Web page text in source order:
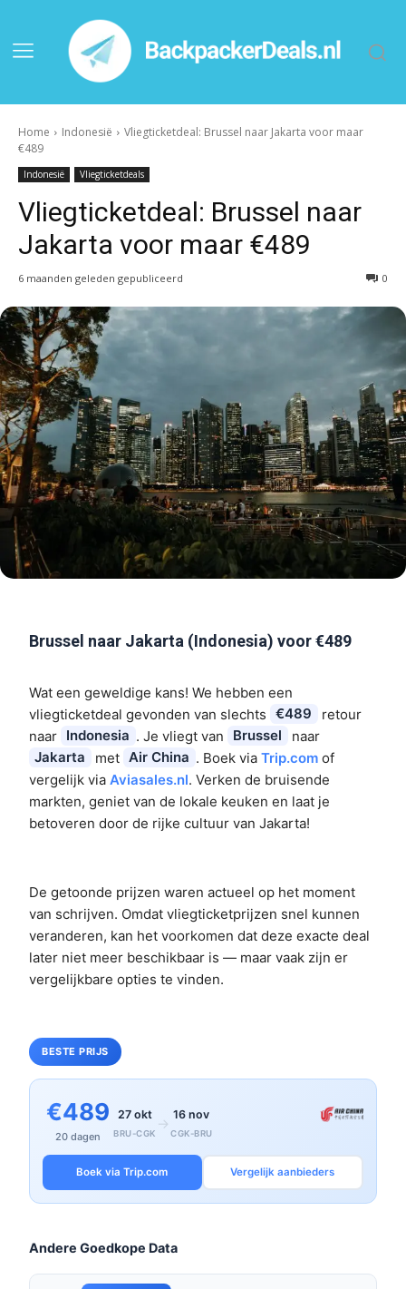
Home Indonesië
Vliegticketdeal: Brussel naar Jakarta voor maar
€489
Indonesië Vliegticketdeals
Vliegticketdeal: Brussel naar
Jakarta voor maar €489
6 maanden geleden gepubliceerd 0
Brussel naar Jakarta (Indonesia) voor €489
Wat een geweldige kans! We hebben een
vliegticketdeal gevonden van slechts €489
retour
naar Indonesia . Je vliegt van Brussel
naar
Jakarta
met Air China . Boek via Trip.comof
vergelijk via Aviasales.nl. Verken de bruisende
markten, geniet van de lokale keuken en laat je
betoveren door de rijke cultuur van Jakarta!
De getoonde prijzen waren actueel op het moment
van schrijven. Omdat vliegticketprijzen snel kunnen
veranderen, kan het voorkomen dat deze exacte deal
later niet meer beschikbaar is — maar vaak zijn er
vergelijkbare opties te vinden.
BESTE PRIJS
€489
20 dagen
27 okt
BRU-CGK
→ 16 nov
CGK-BRU
Boek via Trip.com Vergelijk aanbieders
Andere Goedkope Data